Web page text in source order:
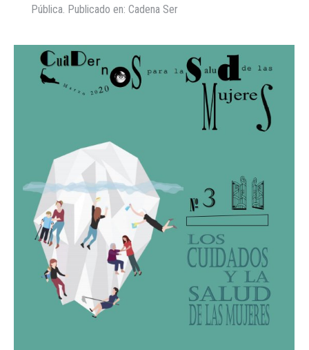
Pública. Publicado en: Cadena Ser